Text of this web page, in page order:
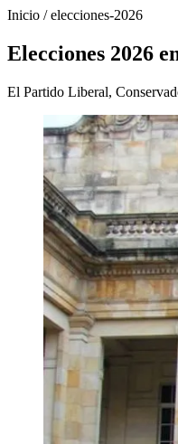
Inicio /elecciones-2026
Elecciones 2026
El Partido Liberal,